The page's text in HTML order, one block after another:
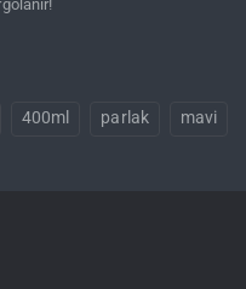
400ml parlak mavi